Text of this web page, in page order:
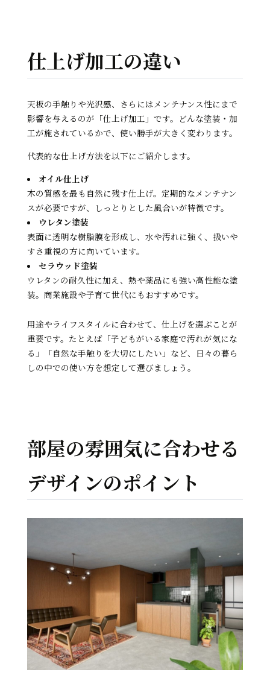
仕上げ加工の違い
天板の手触りや光沢感、さらにはメンテナンス性にまで
影響を与えるのが「仕上げ加工」です。どんな塗装・加
工が施されているかで、使い勝手が大きく変わります。
代表的な仕上げ方法を以下にご紹介します。
オイル仕上げ
木の質感を最も自然に残す仕上げ。定期的なメンテナン
スが必要ですが、しっとりとした風合いが特徴です。
ウレタン塗装
表面に透明な樹脂膜を形成し、水や汚れに強く、扱いや
すさ重視の方に向いています。
セラウッド塗装
ウレタンの耐久性に加え、熱や薬品にも強い高性能な塗
装。商業施設や子育て世代にもおすすめです。
用途やライフスタイルに合わせて、仕上げを選ぶことが
重要です。たとえば「子どもがいる家庭で汚れが気にな
る」「自然な手触りを大切にしたい」など、日々の暮ら
しの中での使い方を想定して選びましょう。
部屋の雰囲気に合わせる
デザインのポイント